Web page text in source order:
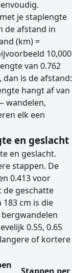
je staplengte
de afstand in
(km) =
10,000
van 0.762
is de afstand:
hangt af van
wandelen,
elk een
en geslacht
en geslacht.
stappen. De
0.413 voor
de geschatte
cm is die
bergwandelen
0.55, 0.65
of kortere